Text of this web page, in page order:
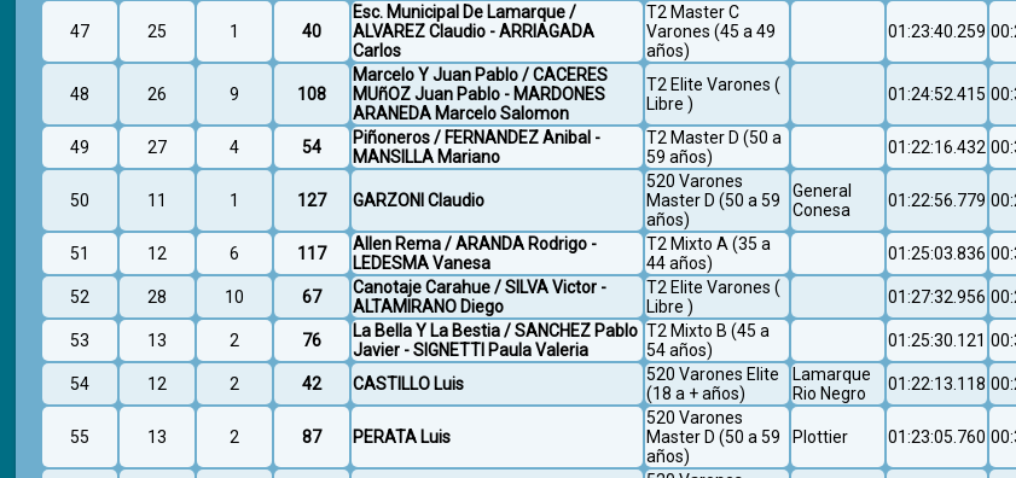
47 25 1 40
Esc. Municipal De Lamarque /
ALVAREZ Claudio - ARRIAGADA
Carlos
T2 Master C
Varones (45 a 49
años)
01:23:40.259
48 26 9 108
Marcelo Y Juan Pablo / CACERES
MUñOZ Juan Pablo - MARDONES
ARANEDA Marcelo Salomon
T2 Elite Varones (
Libre )
01:24:52.415
49 27 4 54
Piñoneros / FERNANDEZ Anibal -
MANSILLA Mariano
T2 Master D (50 a
59 años)
01:22:16.432
50 11 1 127 GARZONI Claudio
520 Varones
Master D (50 a 59
años)
General
Conesa
01:22:56.779
51 12 6 117
Allen Rema / ARANDA Rodrigo -
LEDESMA Vanesa
T2 Mixto A (35 a
44 años)
01:25:03.836
52 28 10 67
Canotaje Carahue / SILVA Victor -
ALTAMIRANO Diego
T2 Elite Varones (
Libre )
01:27:32.956
53 13 2 76
La Bella Y La Bestia / SANCHEZ Pablo
Javier - SIGNETTI Paula Valeria
T2 Mixto B (45 a
54 años)
01:25:30.121
54 12 2 42 CASTILLO Luis
520 Varones Elite
(18 a + años)
Lamarque
Rio Negro
01:22:13.118
55 13 2 87 PERATA Luis
520 Varones
Master D (50 a 59
años)
Plottier 01:23:05.760